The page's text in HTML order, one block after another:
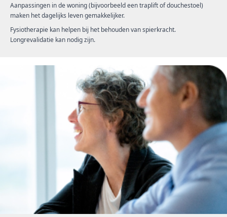
Aanpassingen in de woning (bijvoorbeeld een traplift of douchestoel)
maken het dagelijks leven gemakkelijker.
Fysiotherapie kan helpen bij het behouden van spierkracht.
Longrevalidatie kan nodig zijn.